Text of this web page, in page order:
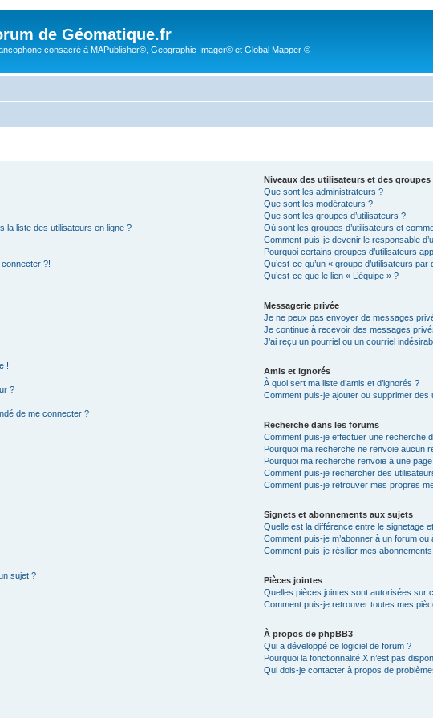
de Géomatique.fr
consacré à MAPublisher©, Geographic Imager© et Global Mapper ©
la liste des utilisateurs en ligne ?
?!
!
?
de me connecter ?
sujet ?
Niveaux des utilisateurs et des groupes
Que sont les administrateurs ?
Que sont les modérateurs ?
Que sont les groupes d’utilisateurs ?
Où sont les groupes d’utilisateurs et
Comment puis-je devenir le responsable
Pourquoi certains groupes d’utilisateurs
Qu’est-ce qu’un « groupe d’utilisateurs par
Qu’est-ce que le lien « L’équipe » ?
Messagerie privée
Je ne peux pas envoyer de messages
Je continue à recevoir des messages
J’ai reçu un pourriel ou un courriel
Amis et ignorés
À quoi sert ma liste d’amis et d’ignorés ?
Comment puis-je ajouter ou supprimer des
Recherche dans les forums
Comment puis-je effectuer une recherche
Pourquoi ma recherche ne renvoie aucun
Pourquoi ma recherche renvoie à une
Comment puis-je rechercher des
Comment puis-je retrouver mes propres
Signets et abonnements aux sujets
Quelle est la différence entre le signetage
Comment puis-je m’abonner à un forum
Comment puis-je résilier mes
Pièces jointes
Quelles pièces jointes sont autorisées sur
Comment puis-je retrouver toutes mes
À propos de phpBB3
Qui a développé ce logiciel de forum ?
Pourquoi la fonctionnalité X n’est pas
Qui dois-je contacter à propos de